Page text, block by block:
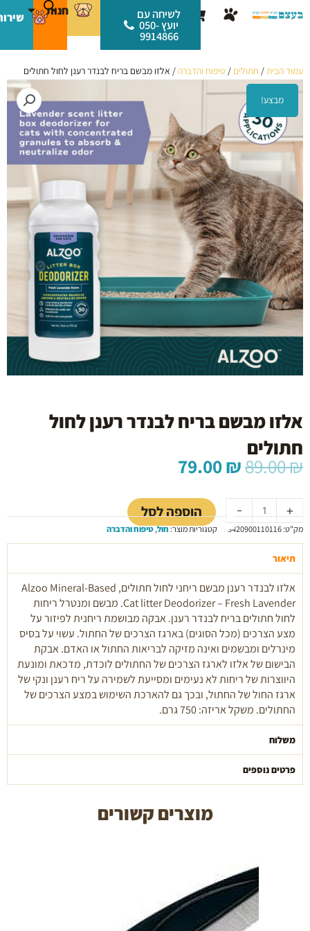
לתוכן
עגלת
קניות
לשיחה עם
יועץ 050-
9914866
חנות
עמוד הבית/ חתולים / טיפוח והדברה/ אלזו מבשם בריח לבנדר רענן לחול חתולים
מבצע!
אלזו מבשם בריח לבנדר רענן לחול
חתולים
89.00₪ המחיר
המקורי
היה:
89.00 ₪.
79.00₪
הוא:
79.00 ₪. -
של
אלזו
מבשם
בריח
רענן
לחול
חתולים
+ הוספה לסל
מק"ט:3420900110116 קטגוריות מוצר:חול,טיפוח והדברה
תיאור
אלזו לבנדר רענן מבשם ריחני לחול חתולים, Alzoo Mineral-Based
Cat litter Deodorizer – Fresh Lavender. מבשם ומנטרל ריחות
לחול חתולים בריח לבנדר רענן. אבקה מבושמת ריחנית לפיזור על
מצע הצרכים (מכל הסוגים) בארגז הצרכים של החתול. עשוי על בסיס
מינרלים ומבשמים ואינה מזיקה לבריאות החתול או האדם. אבקת
הבישום של אלזו לארגז הצרכים של החתולים לוכדת, מדכאת ומונעת
היווצרות של ריחות לא נעימים ומסייעת לשמירה על ריח רענן ונקי של
ארגז החול של החתול, ובכך גם להארכת השימוש במצע הצרכים של
החתולים. משקל אריזה: 750 גרם.
משלוח
פרטים נוספים
מוצרים קשורים